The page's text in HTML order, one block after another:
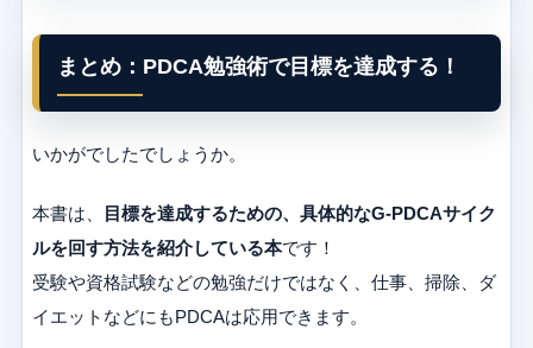
まとめ：PDCA勉強術で目標を達成する！
いかがでしたでしょうか。
本書は、
目標を達成するための、具体的なG-PDCAサイク
ルを回す方法を紹介している本です！
受験や資格試験などの勉強だけではなく、仕事、掃除、ダ
イエットなどにもPDCAは応用できます。